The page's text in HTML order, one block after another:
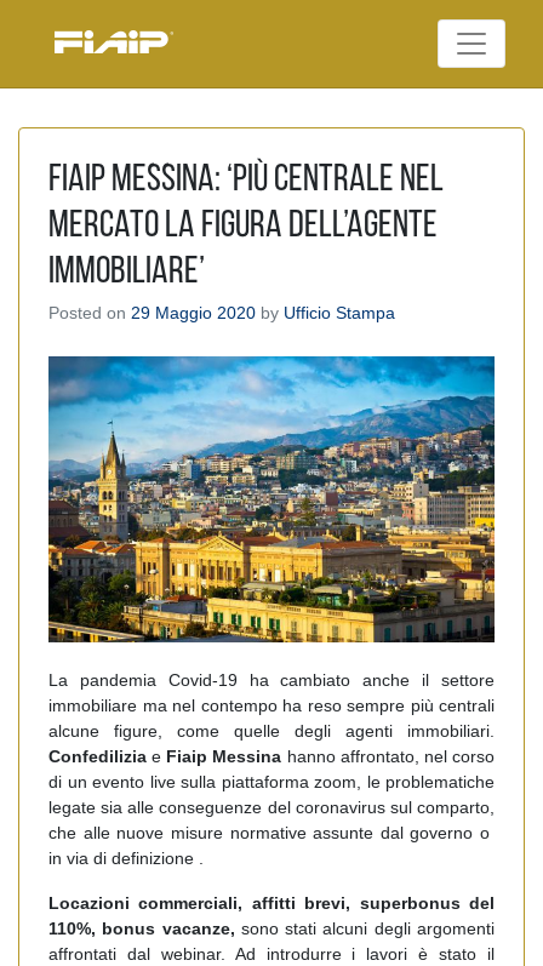
Federazione Italiana
Fiaip Messina: ‘Più centrale nel
mercato la figura dell’agente
immobiliare’
Posted on 29 Maggio 2020 by Ufficio Stampa
La pandemia Covid-19 ha cambiato anche il settore
immobiliare ma nel contempo ha reso sempre più centrali
alcune figure, come quelle degli agenti immobiliari.
Confediliziae Fiaip Messina hanno affrontato, nel corso
di un evento live sulla piattaforma zoom, le problematiche
legate sia alle conseguenze del coronavirus sul comparto,
che alle nuove misure normative assunte dal governo o
in via di definizione .
Locazioni commerciali, affitti brevi, superbonus del
110%, bonus vacanze, sono stati alcuni degli argomenti
affrontati dal webinar. Ad introdurre i lavori è stato il